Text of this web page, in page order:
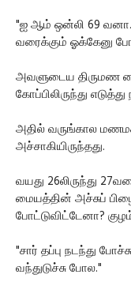
"ஐ ஆம் ஒன்லி 69 வனா.
வரைக்கும் ஓக்கேனு
அவளுடைய திருமண
கோப்பிலிருந்து எடுத்து
அதில் வருங்கால
அச்சாகியிருந்தது.
வயது 26லிருந்து
மையத்தின் அச்சுப்
போட்டுவிட்டேனா?
"சார் தப்பு நடந்து
வந்துடுச்சு போல."